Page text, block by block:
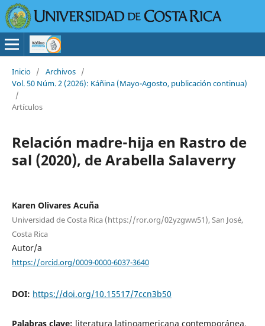
Inicio / Archivos /
Vol. 50 Núm. 2 (2026): Káñina (Mayo-Agosto, publicación continua)
/
Artículos
Relación madre-hija en Rastro de
sal (2020), de Arabella Salaverry
Karen Olivares Acuña
Universidad de Costa Rica (https://ror.org/02yzgww51), San José,
Costa Rica
Autor/a
https://orcid.org/0009-0000-6037-3640
DOI: https://doi.org/10.15517/7ccn3b50
Palabras clave: literatura latinoamericana contemporánea,